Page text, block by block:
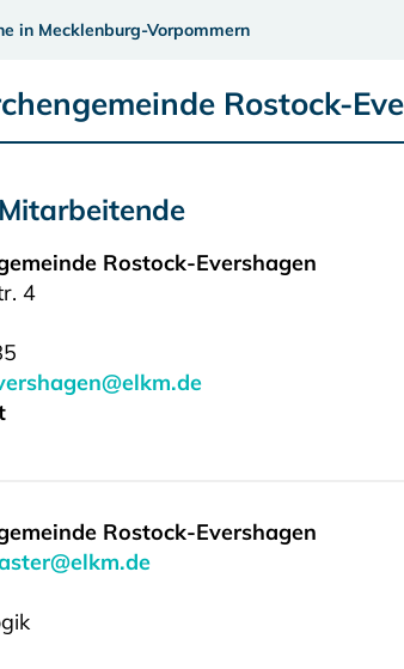
in Mecklenburg-Vorpommern
Rostock-
Rostock-Evershagen
4
Rostock-Evershagen